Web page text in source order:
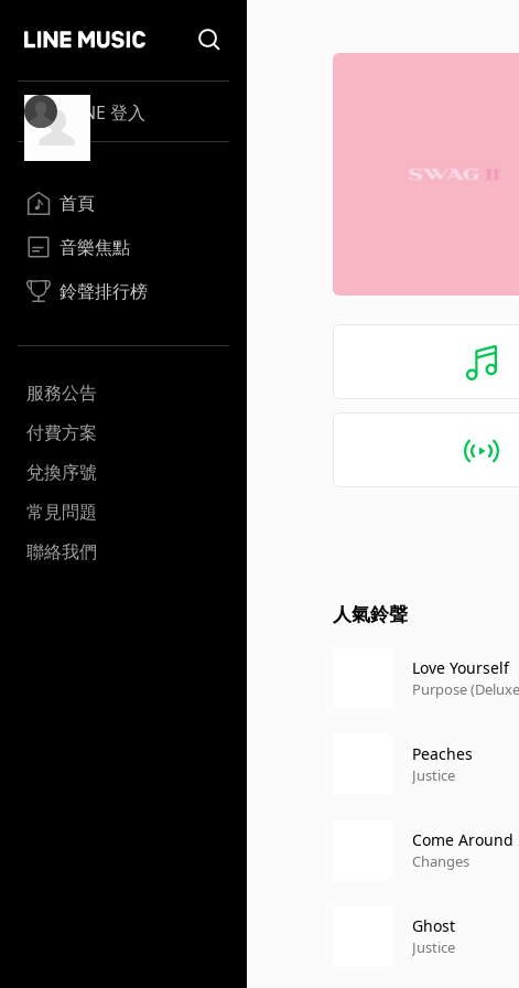
LINE 登入
首頁
音樂焦點
鈴聲排行榜
服務公告
付費方案
兌換序號
常見問題
聯絡我們
人氣鈴聲
Love Yourself
Purpose
Peaches
Justice
Come Around
Changes
Ghost
Justice